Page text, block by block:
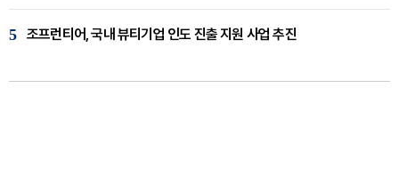
5 조프런티어, 국내 뷰티기업 인도 진출 지원 사업 추진